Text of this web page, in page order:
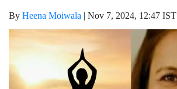
By Heena Moiwala | Nov 7, 2024, 12:47 IST